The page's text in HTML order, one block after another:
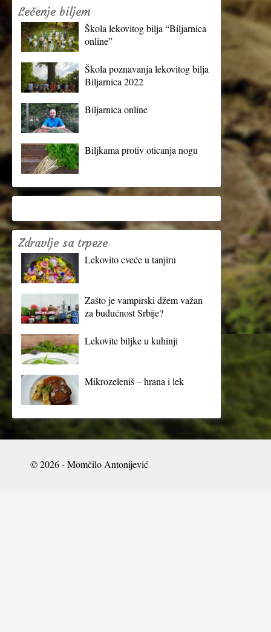
Lečenje biljem
Škola lekovitog bilja “Biljarnica
online”
Škola poznavanja lekovitog bilja
Biljarnica 2022
Biljarnica online
Biljkama protiv oticanja nogu
Zdravlje sa trpeze
Lekovito cveće u tanjiru
Zašto je vampirski džem važan
za budućnost Srbije?
Lekovite biljke u kuhinji
Mikrozeleniš – hrana i lek
© 2026 - Momčilo Antonijević